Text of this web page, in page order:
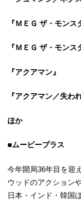
『ＭＥＧ ザ・モンス
『ＭＥＧ ザ・モンス
『アクアマン』
『アクアマン／失わ
ほか
■ムービープラス
今年開局36年目を迎
ウッドのアクション
日本・インド・韓国